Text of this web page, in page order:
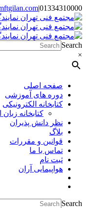
Skip
to
content
01334310000
|
Instagram
LinkedIn
Search
×
صفحه اصلی
دوره های آموزشی
کتابخانه الکترونیکی
کتابخانه
نظر دانش پذیران
بلاگ
قوانین و مقررات
تماس با ما
ثبت نام
هواپیمایی آران
Search